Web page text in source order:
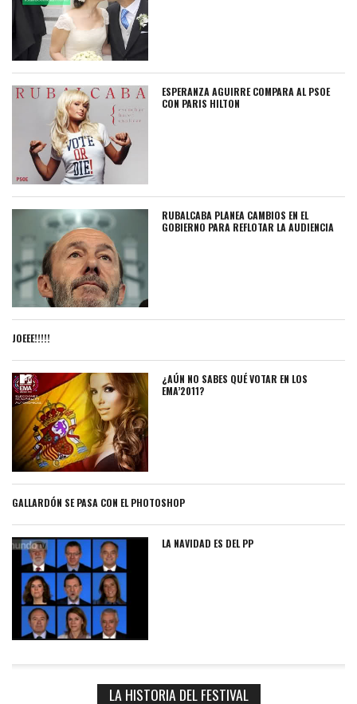
ESPERANZA AGUIRRE COMPARA AL PSOE
CON PARIS HILTON
RUBALCABA PLANEA CAMBIOS EN EL
GOBIERNO PARA REFLOTAR LA AUDIENCIA
JOEEE!!!!!
¿AÚN NO SABES QUÉ VOTAR EN LOS
EMA’2011?
GALLARDÓN SE PASA CON EL PHOTOSHOP
LA NAVIDAD ES DEL PP
LA HISTORIA DEL FESTIVAL